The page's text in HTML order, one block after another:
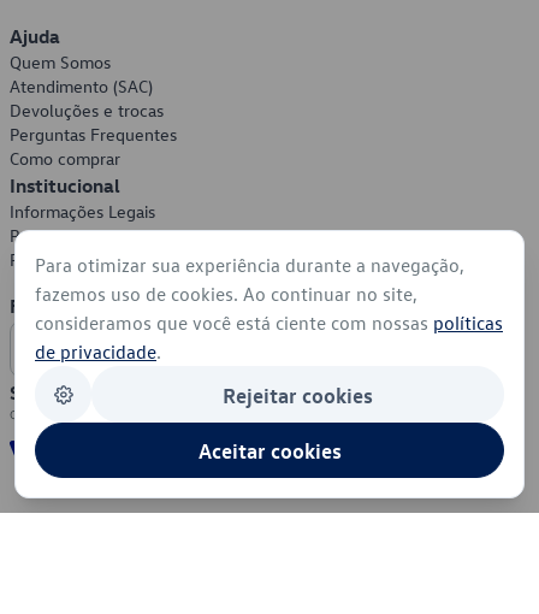
Ajuda
Quem Somos
Atendimento (SAC)
Devoluções e trocas
Perguntas Frequentes
Como comprar
Institucional
Informações Legais
Política de Privacidade
Política de Cookies
Formas de Pagamento
Segurança
Para otimizar sua experiência durante a navegação,
fazemos uso de cookies. Ao continuar no site,
consideramos que você está ciente com nossas políticas
de privacidade.
Rejeitar cookies
Aceitar cookies